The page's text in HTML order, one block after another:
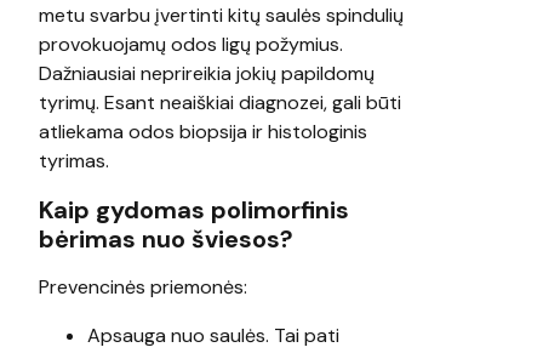
metu svarbu įvertinti kitų saulės spindulių
provokuojamų odos ligų požymius.
Dažniausiai neprireikia jokių papildomų
tyrimų. Esant neaiškiai diagnozei, gali būti
atliekama odos biopsija ir histologinis
tyrimas.
Kaip gydomas polimorfinis
bėrimas nuo šviesos?
Prevencinės priemonės:
Apsauga nuo saulės. Tai pati